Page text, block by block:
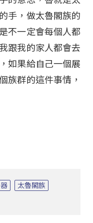
手，做太魯閣族的
不一定會每個人都
跟我的家人都會去
如果給自己一個展
族群的這件事情，
太魯閣族